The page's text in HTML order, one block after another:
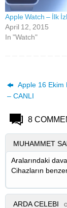
Apple Watch – İlk
April 12, 2015
In "Watch"
Apple 16 Ekim
– CANLI
8
MUHAMMET
Aralarındaki
Cihazların
ARDA CELEBI